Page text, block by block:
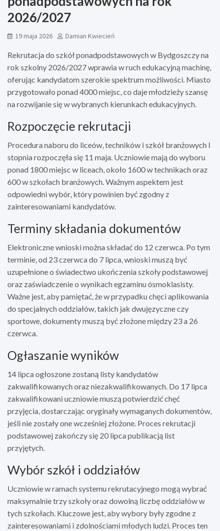
2026/2027
19 maja 2026 Damian Kwiecień
Rekrutacja do szkół ponadpodstawowych w Bydgoszczy na
rok szkolny 2026/2027 wprawia w ruch edukacyjną machinę,
oferując kandydatom szerokie spektrum możliwości. Miasto
przygotowało ponad 4000 miejsc, co daje młodzieży szansę
na rozwijanie się w wybranych kierunkach edukacyjnych.
Rozpoczęcie rekrutacji
Procedura naboru do liceów, techników i szkół branżowych I
stopnia rozpoczęła się 11 maja. Uczniowie mają do wyboru
ponad 1800 miejsc w liceach, około 1600 w technikach oraz
600 w szkołach branżowych. Ważnym aspektem jest
odpowiedni wybór, który powinien być zgodny z
zainteresowaniami kandydatów.
Terminy składania dokumentów
Elektroniczne wnioski można składać do 12 czerwca. Po tym
terminie, od 23 czerwca do 7 lipca, wnioski muszą być
uzupełnione o świadectwo ukończenia szkoły podstawowej
oraz zaświadczenie o wynikach egzaminu ósmoklasisty.
Ważne jest, aby pamiętać, że w przypadku chęci aplikowania
do specjalnych oddziałów, takich jak dwujęzyczne czy
sportowe, dokumenty muszą być złożone między 23 a 26
czerwca.
Ogłaszanie wyników
14 lipca ogłoszone zostaną listy kandydatów
zakwalifikowanych oraz niezakwalifikowanych. Do 17 lipca
zakwalifikowani uczniowie muszą potwierdzić chęć
przyjęcia, dostarczając oryginały wymaganych dokumentów,
jeśli nie zostały one wcześniej złożone. Proces rekrutacji
podstawowej zakończy się 20 lipca publikacją list
przyjętych.
Wybór szkół i oddziałów
Uczniowie w ramach systemu rekrutacyjnego mogą wybrać
maksymalnie trzy szkoły oraz dowolną liczbę oddziałów w
tych szkołach. Kluczowe jest, aby wybory były zgodne z
zainteresowaniami i zdolnościami młodych ludzi. Proces ten